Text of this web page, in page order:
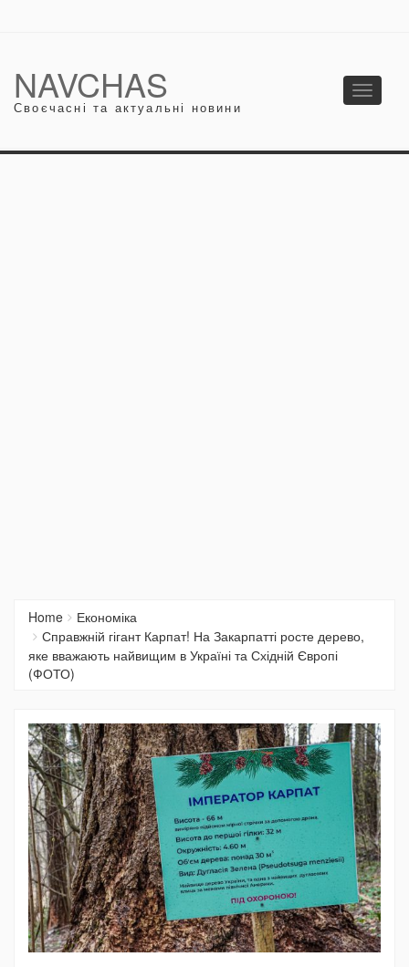
NAVCHAS
Своєчасні та актуальні новини
Toggle
Home
Економіка
Справжній гігант Карпат! На Закарпатті росте дерево,
яке вважають найвищим в Україні та Східній Європі
(ФОТО)